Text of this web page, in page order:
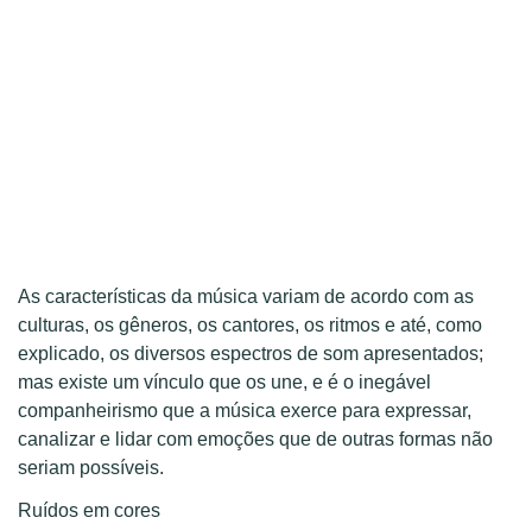
As características da música variam de acordo com as
culturas, os gêneros, os cantores, os ritmos e até, como
explicado, os diversos espectros de som apresentados;
mas existe um vínculo que os une, e é o inegável
companheirismo que a música exerce para expressar,
canalizar e lidar com emoções que de outras formas não
seriam possíveis.
Ruídos em cores